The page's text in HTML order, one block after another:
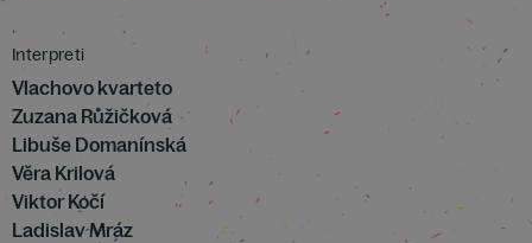
Interpreti
Vlachovo kvarteto
Zuzana Růžičková
Libuše Domanínská
Věra Krilová
Viktor Kočí
Ladislav Mráz